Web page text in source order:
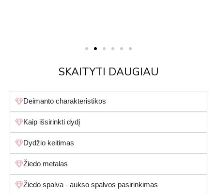
SKAITYTI DAUGIAU
Deimanto charakteristikos
Kaip išsirinkti dydį
Dydžio keitimas
Žiedo metalas
Žiedo spalva - aukso spalvos pasirinkimas